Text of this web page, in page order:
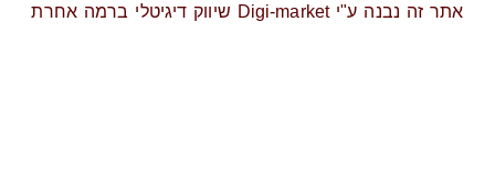
אתר זה נבנה ע"י Digi-market שיווק דיגיטלי ברמה אחרת